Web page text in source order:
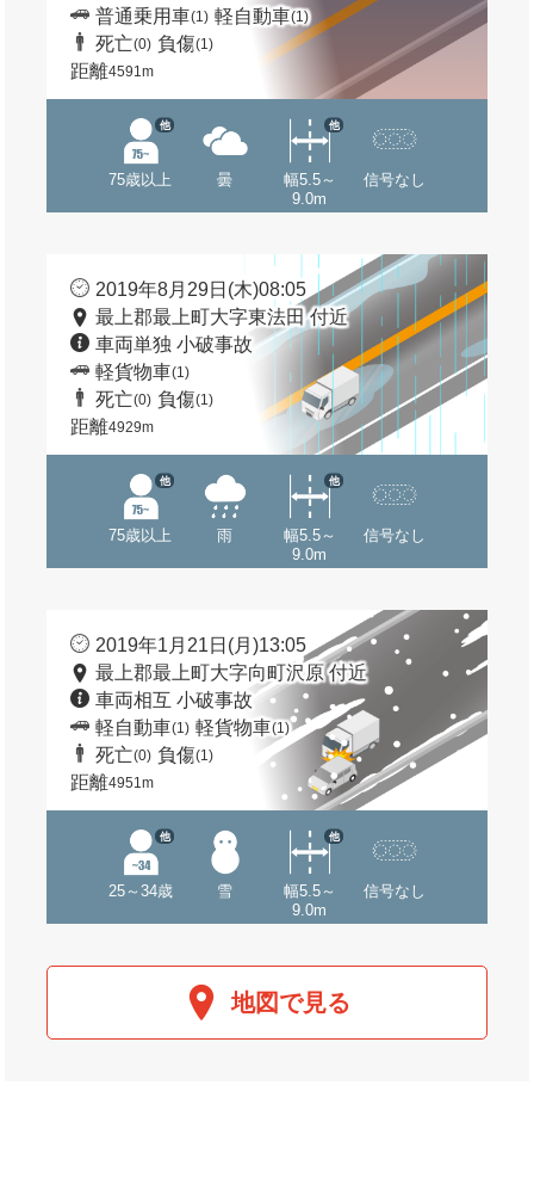
普通乗用車(1) 軽自動車(1)
死亡(0) 負傷(1)
距離4591m
75歳以上
他
曇
幅5.5～
9.0m
他
信号なし
2019年8月29日(木)08:05
最上郡最上町大字東法田 付近
車両単独 小破事故
軽貨物車(1)
死亡(0) 負傷(1)
距離4929m
75歳以上
他
雨
幅5.5～
9.0m
他
信号なし
2019年1月21日(月)13:05
最上郡最上町大字向町沢原 付近
車両相互 小破事故
軽自動車(1) 軽貨物車(1)
死亡(0) 負傷(1)
距離4951m
25～34歳
他
雪
幅5.5～
9.0m
他
信号なし
地図で見る